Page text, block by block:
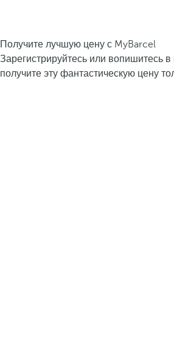
Получите лучшую цену с MyBarcel
Зарегистрируйтесь или вопишитесь в
получите эту фантастическую цену